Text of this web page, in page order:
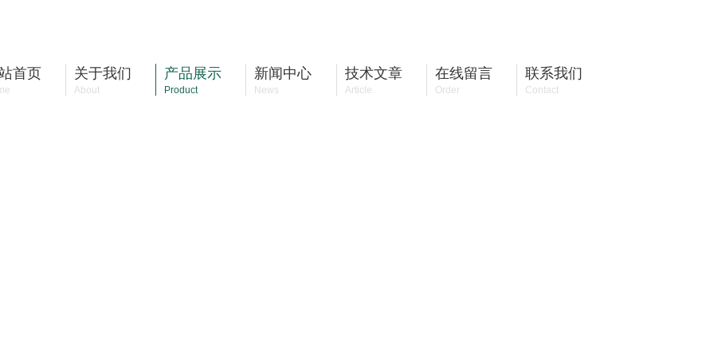
首页 关于我们
About
产品展示
Product
新闻中心
News
技术文章
Article
在线留言
Order
联系我们
Contact